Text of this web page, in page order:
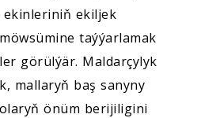
ekiljek
taýýarlamak
görülýär. Maldarçylyk
mallaryň baş sanyny
önüm berijiligini